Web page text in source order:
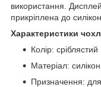
використання.
прикріплена до
Характеристики
Колір: сріблястий
Матеріал: силікон
Призначення: